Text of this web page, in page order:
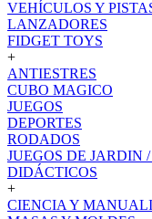
VEHÍCULOS Y
LANZADORES
FIDGET TOYS
+
ANTIESTRES
CUBO MAGICO
JUEGOS
DEPORTES
RODADOS
JUEGOS DE JARDIN
DIDÁCTICOS
+
CIENCIA Y